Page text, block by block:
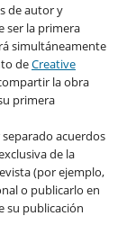
de autor y
ser la primera
simultáneamente
deCreative
la obra
primera
acuerdos
de la
(por ejemplo,
o publicarlo en
su publicación